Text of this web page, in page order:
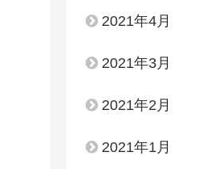
2021年4月
2021年3月
2021年2月
2021年1月